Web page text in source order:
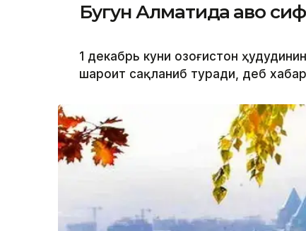
Бугун Алматида ҳаво
1 декабрь куни Қозоғистон
шароит сақланиб туради, деб